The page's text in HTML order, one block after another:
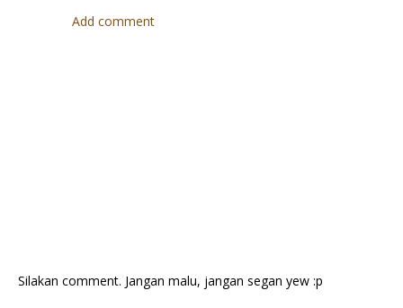
Add comment
Silakan comment. Jangan malu, jangan segan yew :p